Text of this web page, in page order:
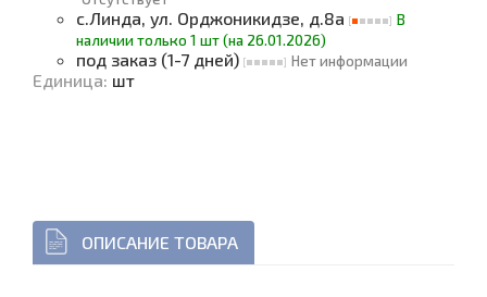
с.Линда, ул. Орджоникидзе, д.8а
В
наличии только 1 шт (на 26.01.2026)
под заказ (1-7 дней) Нет информации
Единица: шт
ОПИСАНИЕ ТОВАРА